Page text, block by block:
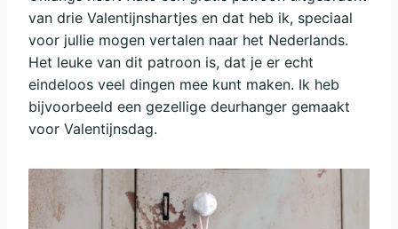
van drie Valentijnshartjes en dat heb ik, speciaal
voor jullie mogen vertalen naar het Nederlands.
Het leuke van dit patroon is, dat je er echt
eindeloos veel dingen mee kunt maken. Ik heb
bijvoorbeeld een gezellige deurhanger gemaakt
voor Valentijnsdag.